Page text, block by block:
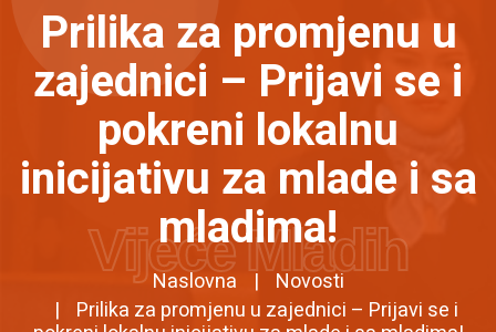
Prilika za promjenu u
zajednici – Prijavi se i
pokreni lokalnu
inicijativu za mlade i sa
mladima!
Naslovna
Novosti
Prilika za promjenu u zajednici – Prijavi se i
Vijeće Mladih